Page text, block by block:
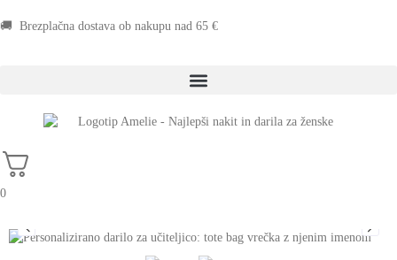
🚚 Brezplačna dostava ob nakupu nad 65 €
0